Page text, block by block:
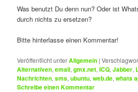
Was benutzt Du denn nun? Oder ist
durch nichts zu ersetzen?
Bitte hinterlasse einen Kommentar!
Veröffentlicht unterAllgemein |
Alternativen,email,gmx.net,ICQ,Jabber,
Nachrichten,sms,ubuntu,web.de,whats
Schreibe einen Kommentar